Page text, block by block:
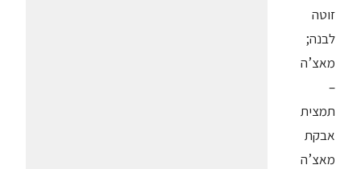
זוטה
לבנה;
מאצ’ה
–
תמצית
אבקת
מאצ’ה